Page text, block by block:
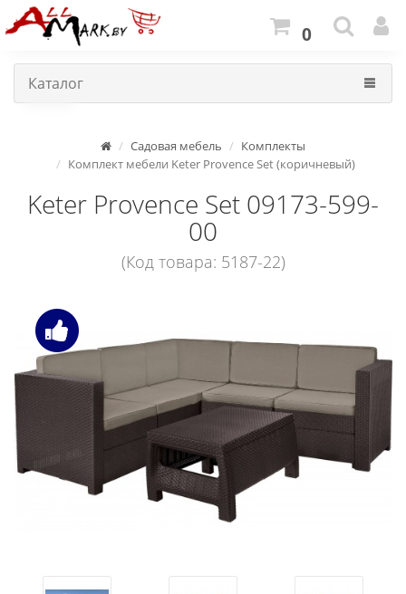
0
Каталог
Садовая мебель
Комплекты
Комплект мебели Keter Provence Set (коричневый)
Keter Provence Set 09173-599-
00
(Код товара: 5187-22)